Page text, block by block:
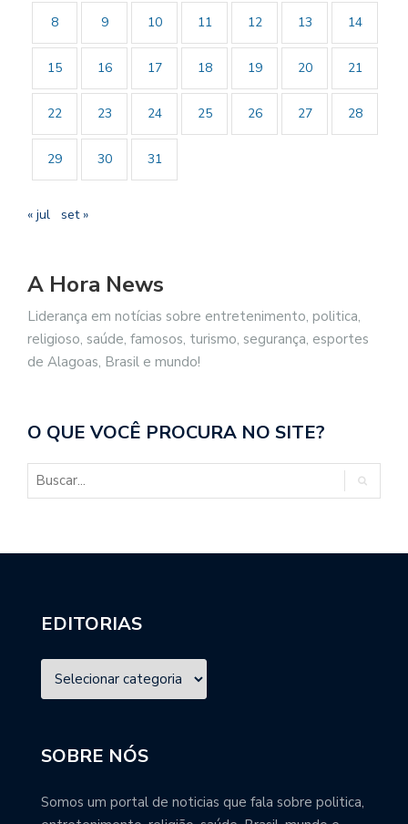
8 9 10 11 12 13 14
15 16 17 18 19 20 21
22 23 24 25 26 27 28
29 30 31
« jul set »
A Hora News
Liderança em notícias sobre entretenimento, politica,
religioso, saúde, famosos, turismo, segurança, esportes
de Alagoas, Brasil e mundo!
O QUE VOCÊ PROCURA NO SITE?
EDITORIAS
SOBRE NÓS
Somos um portal de noticias que fala sobre politica,